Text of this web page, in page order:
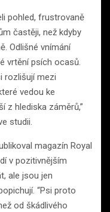
pohled, frustrovaně
častěji, než kdyby
Odlišné vnímání
vrtění psích ocasů.
rozlišují mezi
vedou ke
z hlediska záměrů,”
studii.
magazín Royal
v pozitivnějším
ale jsou jen
“Psi proto
od škádlivého